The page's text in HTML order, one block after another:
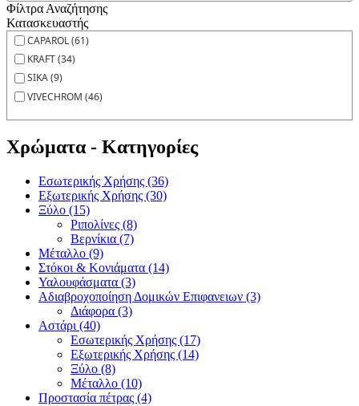
Φίλτρα Αναζήτησης
Κατασκευαστής
CAPAROL (61)
KRAFT (34)
SIKA (9)
VIVECHROM (46)
Χρώματα - Κατηγορίες
Εσωτερικής Χρήσης (36)
Εξωτερικής Χρήσης (30)
Ξύλο (15)
Ριπολίνες (8)
Βερνίκια (7)
Μέταλλο (9)
Στόκοι & Κονιάματα (14)
Υαλουφάσματα (3)
Αδιαβροχοποίηση Δομικών Επιφανειων (3)
Διάφορα (3)
Αστάρι (40)
Εσωτερικής Χρήσης (17)
Εξωτερικής Χρήσης (14)
Ξύλο (8)
Μέταλλο (10)
Προστασία πέτρας (4)